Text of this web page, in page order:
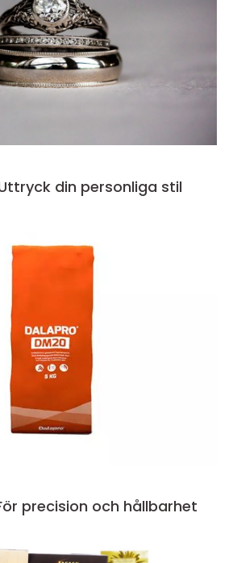
din personliga stil
precision och hållbarhet